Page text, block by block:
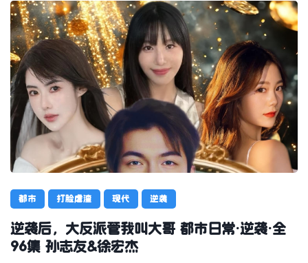
都市 打脸虐渣 现代 逆袭
逆袭后，大反派管我叫大哥 都市日常·逆袭·全
96集 孙志友&徐宏杰